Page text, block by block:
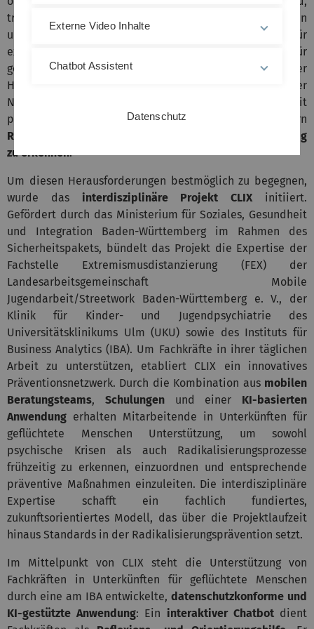
traumatischer Erlebnisse, ihrer politischen, rechtlichen
und sozioökonomischen Lage als besonders anfällig für
extremistische Narrative. Fachkräfte in Unterkünften für
geflüchtete Menschen stehen daher nicht nur vor der
Herausforderung, diesen Menschen bei der
Neuorientierung, Integration und im Umgang mit
psychischen Belastungen zu unterstützen, sondern
Radikalisierungsprozesse
frühzeitig
zu erkennen.
Um diesen Herausforderungen bestmöglich zu begegnen,
wurde das interdisziplinäre Projekt CLIX initiiert.
Gefördert durch das Ministerium für Soziales, Gesundheit
und Integration Baden-Württemberg im Rahmen des
Sicherheitspakets, bündelt das Projekt die Expertise der
Fachstelle Extremismusdistanzierung (FEX) der
Landesarbeitsgemeinschaft Mobile
Jugendarbeit/Streetwork Baden-Württemberg e. V., der
Klinik für Kinder- und Jugendpsychiatrie des
Universitätsklinikums Ulm (UKU) sowie des Instituts für
Business Analytics (IBA). Um Fachkräfte in ihrer täglichen
Arbeit zu unterstützen, etabliert CLIX ein innovatives
Präventionsnetzwerk. Durch die Kombination aus mobilen
Beratungsteams, Schulungenund einer KI-basierten
Anwendung erhalten Mitarbeitende in Unterkünften für
geflüchtete Menschen Unterstützung, um sowohl
psychische Krisen als auch Radikalisierungsprozesse
frühzeitig zu erkennen, einzuordnen und entsprechende
präventive Maßnahmen einzuleiten. Die interdisziplinäre
Expertise schafft ein fachlich fundiertes,
zukunftsorientiertes Modell, das über die Projektlaufzeit
hinaus Standards in der Radikalisierungsprävention setzt.
Im Mittelpunkt von CLIX steht die Unterstützung von
Fachkräften in Unterkünften für geflüchtete Menschen
durch eine am IBA entwickelte,datenschutzkonforme und
KI-gestützte Anwendung: Ein interaktiver Chatbotdient
Externe Video Inhalte
Chatbot Assistent
Datenschutz